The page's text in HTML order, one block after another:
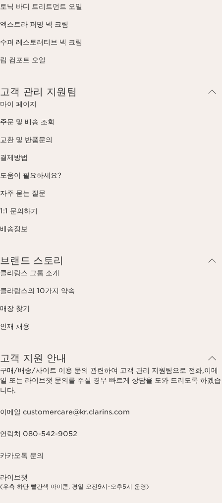
토닉 바디 트리트먼트 오일
엑스트라 퍼밍 넥 크림
수퍼 레스토러티브 넥 크림
립 컴포트 오일
고객 관리 지원팀
마이 페이지
주문 및 배송 조회
교환 및 반품문의
결제방법
도움이 필요하세요?
자주 묻는 질문
1:1 문의하기
배송정보
브랜드 스토리
클라랑스 그룹 소개
클라랑스의 10가지 약속
매장 찾기
인재 채용
고객 지원 안내
구매/배송/사이트 이용 문의 관련하여 고객 관리 지원팀으로 전화,이메
일 또는 라이브챗 문의를 주실 경우 빠르게 상담을 도와 드리도록 하겠습
니다.
이메일 customercare@kr.clarins.com
연락처 080-542-9052
카카오톡 문의
라이브챗
(우측 하단 빨간색 아이콘, 평일 오전9시~오후5시 운영)